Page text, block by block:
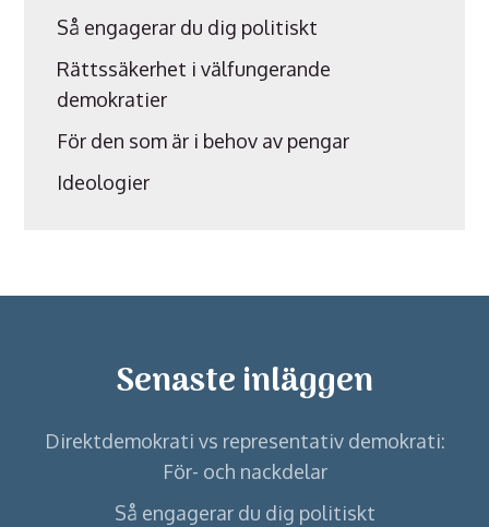
Så engagerar du dig politiskt
Rättssäkerhet i välfungerande
demokratier
För den som är i behov av pengar
Ideologier
Senaste inläggen
Direktdemokrati vs representativ demokrati:
För- och nackdelar
Så engagerar du dig politiskt